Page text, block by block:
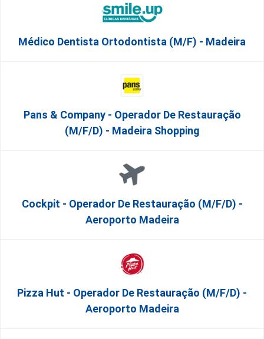
Médico Dentista Ortodontista (M/F) - Madeira
Pans & Company - Operador De Restauração
(m/f/d) - Madeira Shopping
Cockpit - Operador De Restauração (m/f/d) -
Aeroporto Madeira
Pizza Hut - Operador De Restauração (m/f/d) -
Aeroporto Madeira